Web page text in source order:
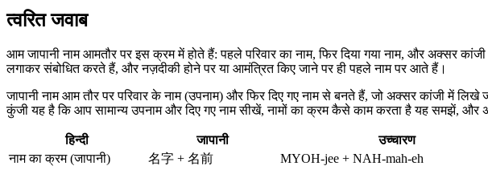
त्वरित जवाब
आम जापानी नाम आमतौर पर इस क्रम में होते हैं: पहले परिवार का नाम, फिर दिया गया नाम, और अक्सर
लगाकर संबोधित करते हैं, और नज़दीकी होने पर या आमंत्रित किए जाने पर ही पहले नाम पर आते हैं।
जापानी नाम आम तौर पर परिवार के नाम (उपनाम) और फिर दिए गए नाम से बनते हैं, जो अक्सर कांजी में
कुंजी यह है कि आप सामान्य उपनाम और दिए गए नाम सीखें, नामों का क्रम कैसे काम करता है यह समझें, और
हिन्दी जापानी उच्चारण
नाम का क्रम (जापानी)
名字 + 名前 MYOH-jee + NAH-mah-eh